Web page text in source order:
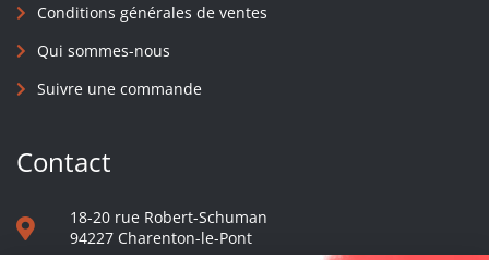
Conditions générales de ventes
Qui sommes-nous
Suivre une commande
Contact
18-20 rue Robert-Schuman
94227 Charenton-le-Pont